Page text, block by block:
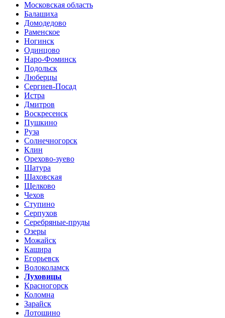
Московская область
Балашиха
Домодедово
Раменское
Ногинск
Одинцово
Наро-Фоминск
Подольск
Люберцы
Сергиев-Посад
Истра
Дмитров
Воскресенск
Пушкино
Руза
Солнечногорск
Клин
Орехово-зуево
Шатура
Шаховская
Щелково
Чехов
Ступино
Серпухов
Серебряные-пруды
Озеры
Можайск
Кашира
Егорьевск
Волоколамск
Луховицы
Красногорск
Коломна
Зарайск
Лотошино